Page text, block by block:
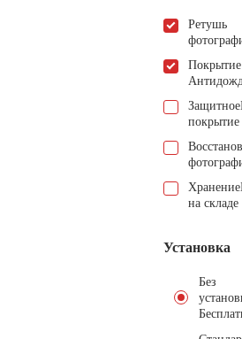
Ретушь
Покрытие
Защитное
покрытие
Хранение
на складе
Установка
Без